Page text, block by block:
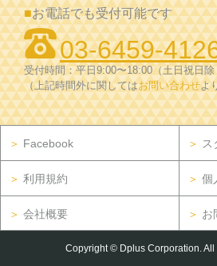
■お電話でも受付可能です
03-6459-
受付時間：平日9:00〜18:00（土日祝日除
（上記時間外に関してはお問い合わせよ
＞ Facebook
＞ 利用規約
＞ 会社概要
＞ ス
＞ 個
＞ お
Copyright © Dplus Corporation.